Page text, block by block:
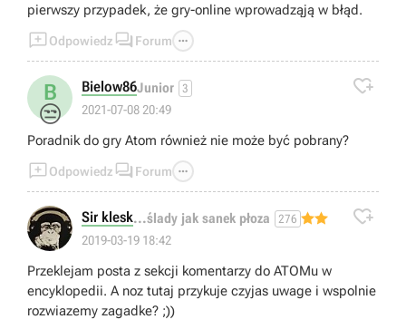
pierwszy przypadek, że gry-online wprowadząją w błąd.
Odpowiedz  Forum 
B
😒
Bielow86Junior 3
2021-07-08 20:49

Poradnik do gry Atom również nie może być pobrany?
Odpowiedz  Forum 
Sir klesk...ślady jak sanek płoza 276
2019-03-19 18:42

Przeklejam posta z sekcji komentarzy do ATOMu w
encyklopedii. A noz tutaj przykuje czyjas uwage i wspolnie
rozwiazemy zagadke? ;))